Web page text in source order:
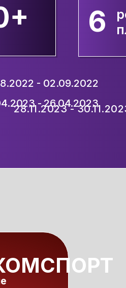
- 02.09.2022
- 26.04.2023
28.11.2023 -
6